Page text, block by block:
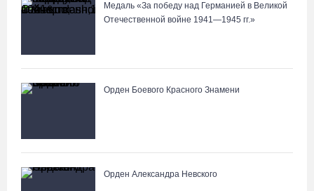
Медаль «За победу над Германией в Великой
Отечественной войне 1941—1945 гг.»
Орден Боевого Красного Знамени
Орден Александра Невского